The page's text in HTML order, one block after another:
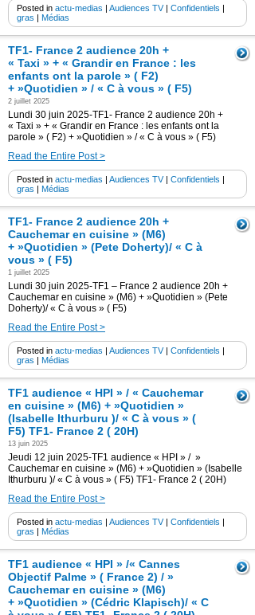
Posted in actu-medias | Audiences TV| Confidentiels |
gras | Médias
TF1- France 2 audience 20h +
« Taxi » + « Grandir en France : les
enfants ont la parole » ( F2)
+ »Quotidien » / « C à vous » ( F5)
2 juillet 2025
Lundi 30 juin 2025-TF1- France 2 audience 20h +
« Taxi » + « Grandir en France : les enfants ont la
parole » ( F2) + »Quotidien » / « C à vous » ( F5)
Read the Entire Post >
Posted in actu-medias | Audiences TV| Confidentiels |
gras | Médias
TF1- France 2 audience 20h +
Cauchemar en cuisine » (M6)
+ »Quotidien » (Pete Doherty)/ « C à
vous » ( F5)
1 juillet 2025
Lundi 30 juin 2025-TF1 – France 2 audience 20h +
Cauchemar en cuisine » (M6) + »Quotidien » (Pete
Doherty)/ « C à vous » ( F5)
Read the Entire Post >
Posted in actu-medias | Audiences TV| Confidentiels |
gras | Médias
TF1 audience « HPI » / « Cauchemar
en cuisine » (M6) + »Quotidien »
(Isabelle Ithurburu )/ « C à vous » (
F5) TF1- France 2 ( 20H)
13 juin 2025
Jeudi 12 juin 2025-TF1 audience « HPI » / »
Cauchemar en cuisine » (M6) + »Quotidien » (Isabelle
Ithurburu )/ « C à vous » ( F5) TF1- France 2 ( 20H)
Read the Entire Post >
Posted in actu-medias | Audiences TV| Confidentiels |
gras | Médias
TF1 audience « HPI » /« Cannes
Objectif Palme » ( France 2) / »
Cauchemar en cuisine » (M6)
+ »Quotidien » (Cédric Klapisch)/ « C